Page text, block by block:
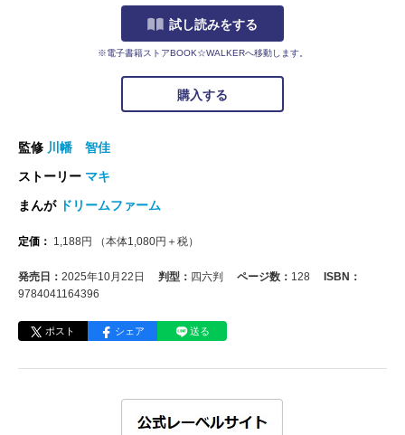
試し読みをする
※電子書籍ストアBOOK☆WALKERへ移動します。
購入する
監修 川幡 智佳
ストーリー マキ
まんが ドリームファーム
定価： 1,188円 （本体1,080円＋税）
発売日： 2025年10月22日 判型： 四六判 ページ数： 128
ISBN：
9784041164396
ポスト シェア 送る